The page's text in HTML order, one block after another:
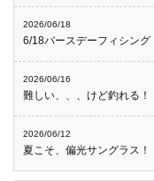
2026/06/18
6/18バースデーフィシング
2026/06/16
難しい、、、けど釣れる！
2026/06/12
夏こそ、偏光サングラス！